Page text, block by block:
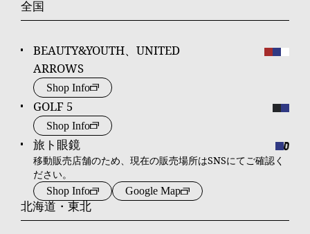
全国
BEAUTY&YOUTH、UNITED
ARROWS
Shop Info
GOLF 5
Shop Info
旅ト眼鏡
移動販売店舗のため、現在の販売場所はSNSにてご確認く
ださい。
Shop Info Google Map
北海道・東北